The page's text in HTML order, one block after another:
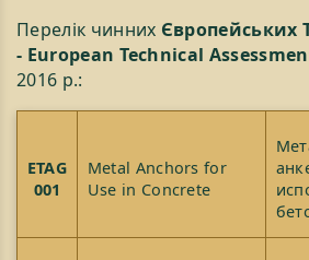
Перелік чинних Європейських
- European Technical
2016 р.:
ETAG
001
Metal Anchors for
Use in Concrete